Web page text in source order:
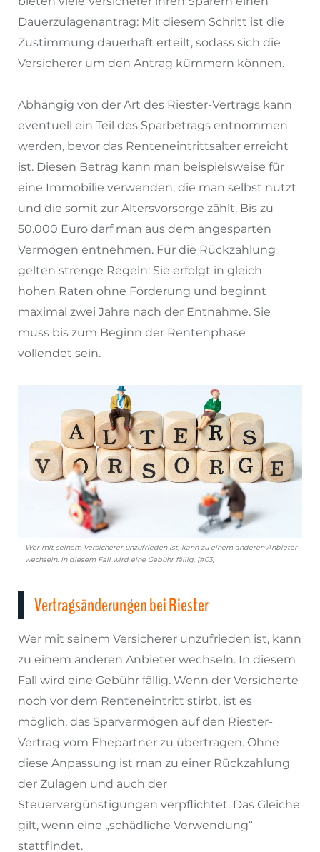
Dauerzulagenantrag: Mit diesem Schritt ist die
Zustimmung dauerhaft erteilt, sodass sich die
Versicherer um den Antrag kümmern können.
Abhängig von der Art des Riester-Vertrags kann
eventuell ein Teil des Sparbetrags entnommen
werden, bevor das Renteneintrittsalter erreicht
ist. Diesen Betrag kann man beispielsweise für
eine Immobilie verwenden, die man selbst nutzt
und die somit zur Altersvorsorge zählt. Bis zu
50.000 Euro darf man aus dem angesparten
Vermögen entnehmen. Für die Rückzahlung
gelten strenge Regeln: Sie erfolgt in gleich
hohen Raten ohne Förderung und beginnt
maximal zwei Jahre nach der Entnahme. Sie
muss bis zum Beginn der Rentenphase
vollendet sein.
Wer mit seinem Versicherer unzufrieden ist, kann zu einem anderen Anbieter
wechseln. In diesem Fall wird eine Gebühr fällig. (#03)
Vertragsänderungen bei Riester
Wer mit seinem Versicherer unzufrieden ist, kann
zu einem anderen Anbieter wechseln. In diesem
Fall wird eine Gebühr fällig. Wenn der Versicherte
noch vor dem Renteneintritt stirbt, ist es
möglich, das Sparvermögen auf den Riester-
Vertrag vom Ehepartner zu übertragen. Ohne
diese Anpassung ist man zu einer Rückzahlung
der Zulagen und auch der
Steuervergünstigungen verpflichtet. Das Gleiche
gilt, wenn eine „schädliche Verwendung“
stattfindet.